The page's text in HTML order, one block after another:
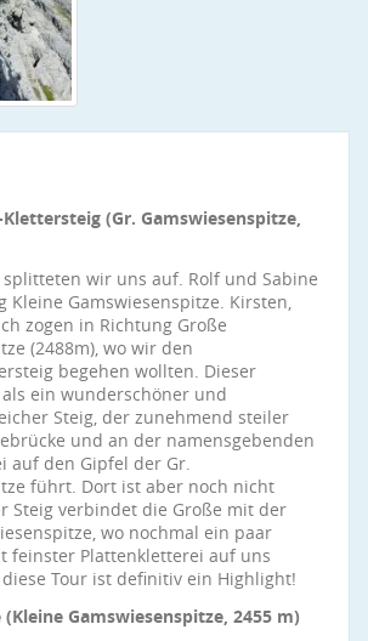
(Gr. Gamswiesenspitze,
wir uns auf. Rolf und Sabine
Kleine Gamswiesenspitze. Kirsten,
zogen in Richtung Große
(2488m), wo wir den
begehen wollten. Dieser
ein wunderschöner und
Steig, der zunehmend steiler
und an der namensgebenden
auf den Gipfel der Gr.
führt. Dort ist aber noch nicht
Steig verbindet die Große mit der
wo nochmal ein paar
feinster Plattenkletterei auf uns
Tour ist definitiv ein Highlight!
Gamswiesenspitze, 2455 m)